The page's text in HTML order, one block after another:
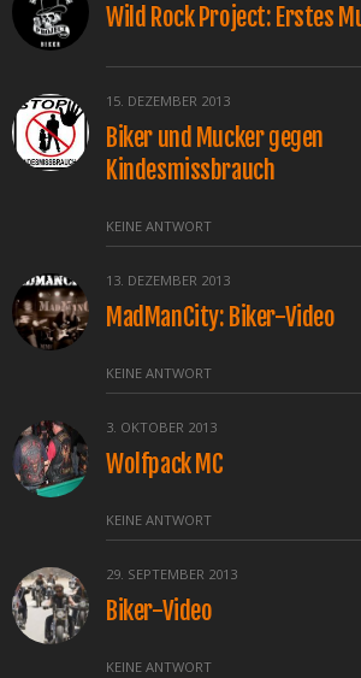
Wild Rock Project: Erstes
15. DEZEMBER 2013
Biker und Mucker gegen
Kindesmissbrauch
KEINE ANTWORT
13. DEZEMBER 2013
MadManCity: Biker-Video
KEINE ANTWORT
3. OKTOBER 2013
Wolfpack MC
KEINE ANTWORT
29. SEPTEMBER 2013
Biker-Video
KEINE ANTWORT